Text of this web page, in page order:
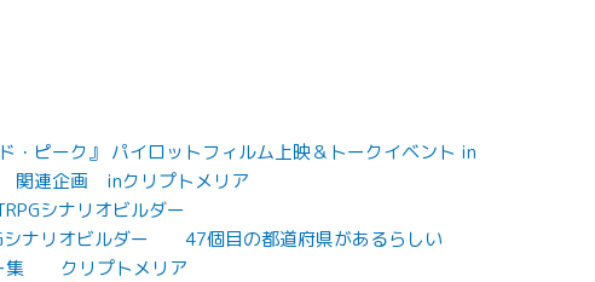
・ピーク』 パイロットフィルム上映＆トークイベント in
関連企画 inクリプトメリア
シナリオビルダー
ナリオビルダー
47個目の都道府県があるらしい
集
クリプトメリア